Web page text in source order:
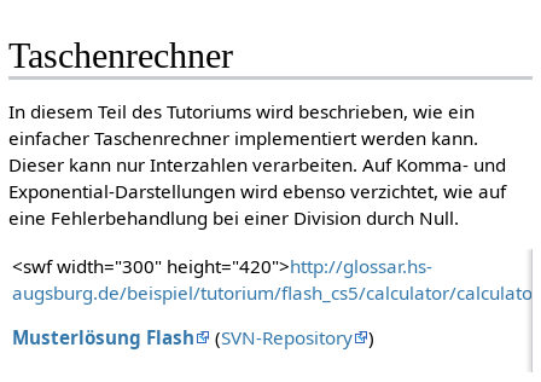
Taschenrechner
In diesem Teil des Tutoriums wird beschrieben, wie ein
einfacher Taschenrechner implementiert werden kann.
Dieser kann nur Interzahlen verarbeiten. Auf Komma- und
Exponential-Darstellungen wird ebenso verzichtet, wie auf
eine Fehlerbehandlung bei einer Division durch Null.
<swf width="300" height="420">http://glossar.hs-
augsburg.de/beispiel/tutorium/flash_cs5/calculator/
Musterlösung Flash
(SVN-Repository )